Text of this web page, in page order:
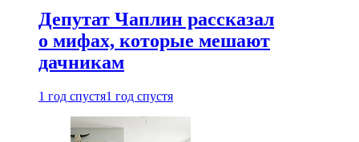
Депутат Чаплин рассказал
о мифах, которые мешают
дачникам
1 год спустя1 год спустя